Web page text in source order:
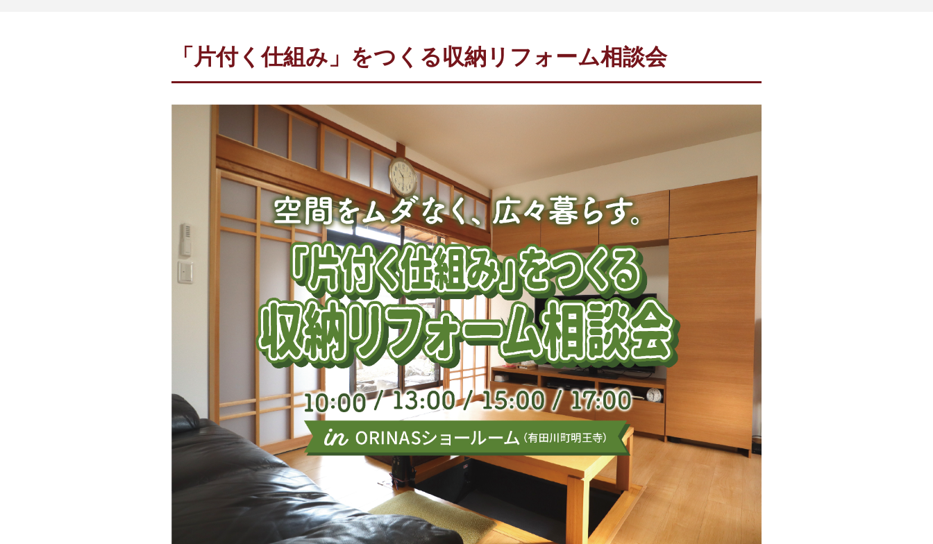
不動産について
ORINASについて
会社概要
代表挨拶
スタッフ紹介
求人情報
スタッフブログ
コラム
来店予約
調査ご依頼
資料請求
お問い合わせ
「片付く仕組み」をつくる収納リフォーム相談会